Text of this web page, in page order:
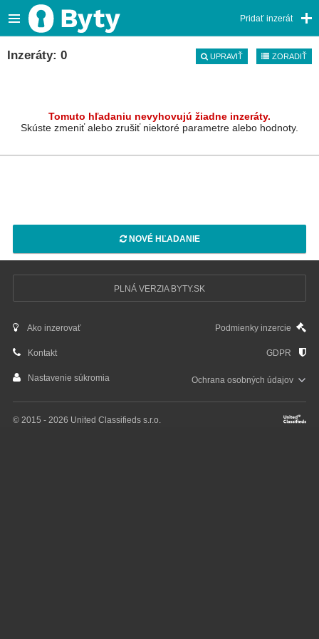
Pridať inzerát
Inzeráty: 0 UPRAVIŤ ZORADIŤ
Tomuto hľadaniu nevyhovujú žiadne inzeráty.
Skúste zmeniť alebo zrušiť niektoré parametre alebo hodnoty.
NOVÉ HĽADANIE
PLNÁ VERZIA BYTY.SK
Ako inzerovať Podmienky inzercie
Kontakt GDPR
Nastavenie súkromia Ochrana osobnýchúdajov
© 2015 - 2026 United Classifieds s.r.o.